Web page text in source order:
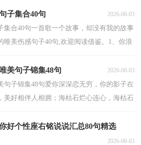
子集合40句 2026-08-03
集合40句一首歌一个故事，却没有我的故事
唯美伤感句子40句,欢迎阅读借鉴。1、你浪
美句子锦集48句 2026-08-03
句子锦集48句爱你深深恋无穷，你的影子在
美好相伴人相拥；海枯石烂心连心，海枯石
好个性座右铭说说汇总80句精选
2026-08-03